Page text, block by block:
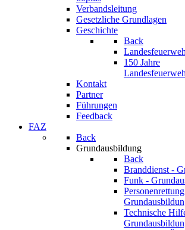
Verbandsleitung
Gesetzliche Grundlagen
Geschichte
Back
150 Jahre
Kontakt
Partner
Führungen
Feedback
FAZ
Back
Grundausbildung
Back
Branddienst -
Funk -
Technische